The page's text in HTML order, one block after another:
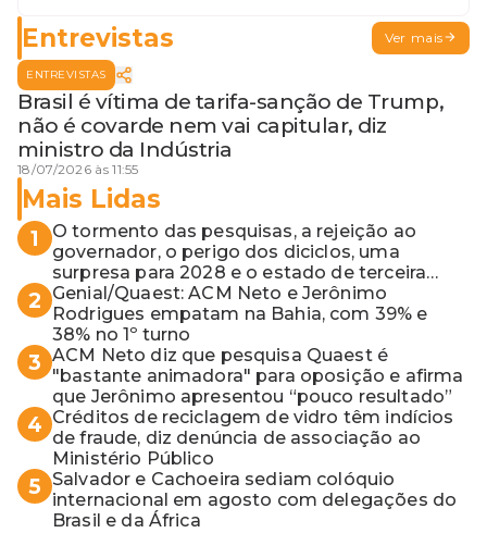
Entrevistas Ver mais
ENTREVISTAS
Brasil é vítima de tarifa-sanção de Trump,
não é covarde nem vai capitular, diz
ministro da Indústria
18/07/2026 às 11:55
Mais Lidas
1
O tormento das pesquisas, a rejeição ao
governador, o perigo dos diciclos, uma
surpresa para 2028 e o estado de terceira
guerra mundial
2
Genial/Quaest: ACM Neto e Jerônimo
Rodrigues empatam na Bahia, com 39% e
38% no 1º turno
3 ACM Neto diz que pesquisa Quaest é
"bastante animadora" para oposição e afirma
que Jerônimo apresentou “pouco resultado”
4 Créditos de reciclagem de vidro têm indícios
de fraude, diz denúncia de associação ao
Ministério Público
5
Salvador e Cachoeira sediam colóquio
internacional em agosto com delegações do
Brasil e da África